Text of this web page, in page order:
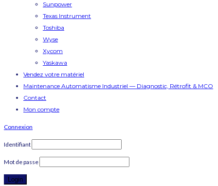
Sunpower
Texas Instrument
Toshiba
Wyse
Xycom
Yaskawa
Vendez votre matériel
Maintenance Automatisme Industriel — Diagnostic, Rétrofit & MCO
Contact
Mon compte
Connexion
Identifiant
Mot de passe